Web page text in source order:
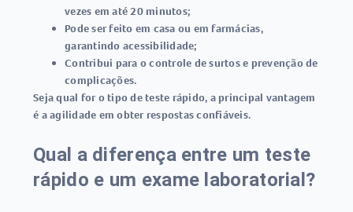
vezes em até 20 minutos;
Pode ser feito em casa ou em farmácias,
garantindo acessibilidade;
Contribui para o controle de surtos e prevenção de
complicações.
Seja qual for o tipo de teste rápido, a principal vantagem
é a agilidade em obter respostas confiáveis.
Qual a diferença entre um teste
rápido e um exame laboratorial?